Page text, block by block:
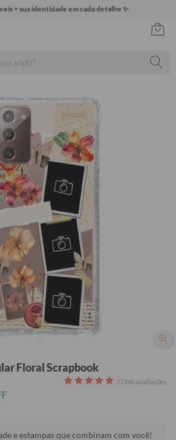
+ sua identidade em cada detalhe ✨
Floral Scrapbook
27346 avaliações
e estampas que combinam com você!